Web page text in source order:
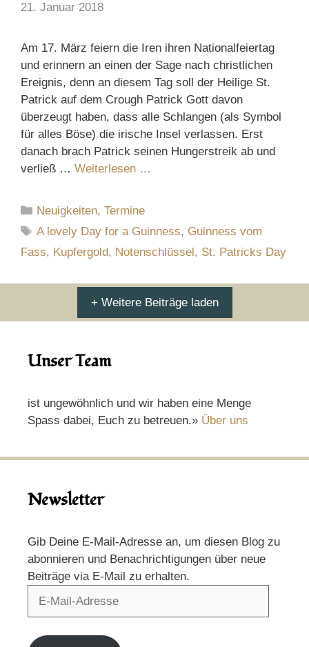
21. Januar 2018
Am 17. März feiern die Iren ihren Nationalfeiertag
und erinnern an einen der Sage nach christlichen
Ereignis, denn an diesem Tag soll der Heilige St.
Patrick auf dem Crough Patrick Gott davon
überzeugt haben, dass alle Schlangen (als Symbol
für alles Böse) die irische Insel verlassen. Erst
danach brach Patrick seinen Hungerstreik ab und
verließ … Weiterlesen …
Kategorien
Neuigkeiten,Termine
Schlagwörter
A lovely Day for a Guinness, Guinness vom
Fass, Kupfergold, Notenschlüssel, St. Patricks Day
+ Weitere Beiträge laden
Unser Team
ist ungewöhnlich und wir haben eine Menge
Spass dabei, Euch zu betreuen.» Über uns
Newsletter
Gib Deine E-Mail-Adresse an, um diesen Blog zu
abonnieren und Benachrichtigungen über neue
Beiträge via E-Mail zu erhalten.